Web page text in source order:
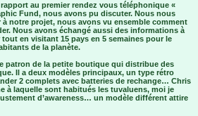
au premier rendez vous téléphonique «
Fund, nous avons pu discuter. Nous nous
notre projet, nous avons vu ensemble comment
Nous avons échangé aussi des informations à
en visitant 15 pays en 5 semaines pour le
de la planète.
patron de la petite boutique qui distribue des
Il a deux modèles principaux, un type rétro
2 complets avec batteries de rechange… Chris
à laquelle sont habitués les tuvaluens, moi je
d’awareness… un modèle différent attire